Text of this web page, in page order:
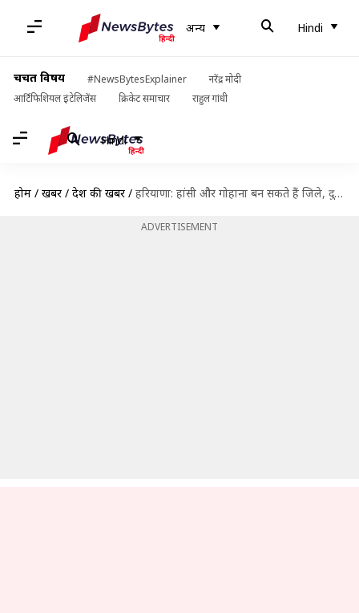
अन्य Hindi
चर्चित विषय #NewsBytesExplainer
नरेंद्र मोदी
आर्टिफिशियल इंटेलिजेंस
क्रिकेट समाचार राहुल गांधी
Hindi
होम / खबरें / देश की खबरें / हरियाणा: हांसी और गोहाना बन सकते हैं जिले, दुष्यंत की अध्यक्षता वाली समिति कर रही विचार
ADVERTISEMENT